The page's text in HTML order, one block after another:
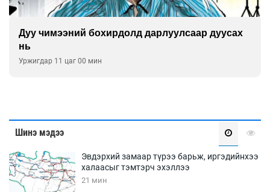
Дуу чимээний бохирдолд дарлуулсаар дуусах
нь
Уржигдар 11 цаг 00 мин
Шинэ мэдээ
Эвдэрхий замаар түрээ барьж, иргэдийнхээ
халаасыг тэмтэрч эхэллээ
21 мин